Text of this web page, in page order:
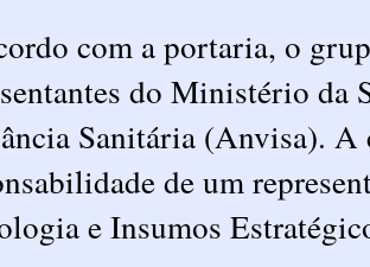
com a portaria, o
do Ministério da
Sanitária (Anvisa). A
de um
e Insumos